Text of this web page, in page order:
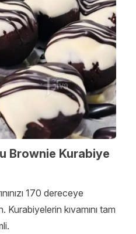
Brownie Kurabiye
170 dereceye
Kurabiyelerin kıvamını tam